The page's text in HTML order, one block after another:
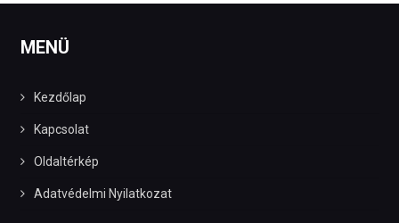
MENÜ
Kezdőlap
Kapcsolat
Oldaltérkép
Adatvédelmi Nyilatkozat